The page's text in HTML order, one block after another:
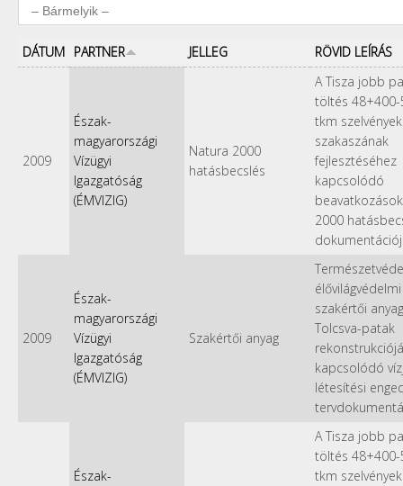
DÁTUM PARTNER JELLEG RÖVID LEÍRÁS
2009
Észak-
magyarországi
Vízügyi
Igazgatóság
(ÉMVIZIG)
Natura 2000
hatásbecslés
A Tisza jobb
töltés
tkm
szakaszának
fejlesztéséhez
kapcsolódó
2000
2009
Észak-
magyarországi
Vízügyi
Igazgatóság
(ÉMVIZIG)
Szakértői anyag
élővilágvédelmi
szakértői
Tolcsva-patak
kapcsolódó
létesítési
Észak-
A Tisza jobb
töltés
tkm